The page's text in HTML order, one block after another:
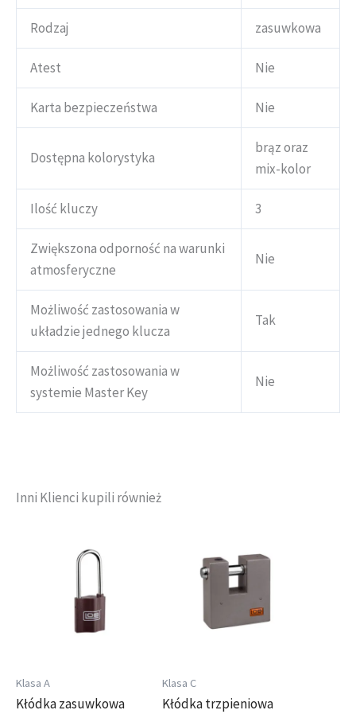
Rodzaj zasuwkowa
Atest Nie
Karta bezpieczeństwa Nie
Dostępna kolorystyka
brąz oraz
mix-kolor
Ilość kluczy 3
Zwiększona odporność na warunki
atmosferyczne
Nie
Możliwość zastosowania w
układzie jednego klucza
Tak
Możliwość zastosowania w
systemie Master Key
Nie
Inni Klienci kupili również
Klasa A
Kłódka zasuwkowa
Klasa C
Kłódka trzpieniowa